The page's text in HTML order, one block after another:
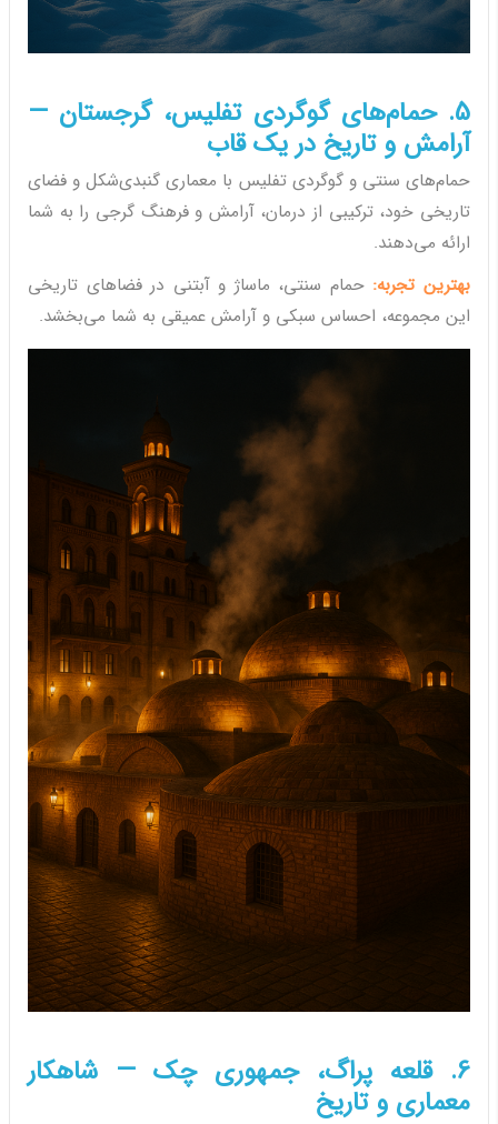
5. حمام‌های گوگردی تفلیس، گرجستان —
آرامش و تاریخ در یک قاب
حمام‌های سنتی و گوگردی تفلیس با معماری گنبدی‌شکل و فضای
تاریخی خود، ترکیبی از درمان، آرامش و فرهنگ گرجی را به شما
ارائه می‌دهند.
بهترین تجربه: حمام سنتی، ماساژ و آبتنی در فضاهای تاریخی
این مجموعه، احساس سبکی و آرامش عمیقی به شما می‌بخشد.
6. قلعه پراگ، جمهوری چک — شاهکار
معماری و تاریخ